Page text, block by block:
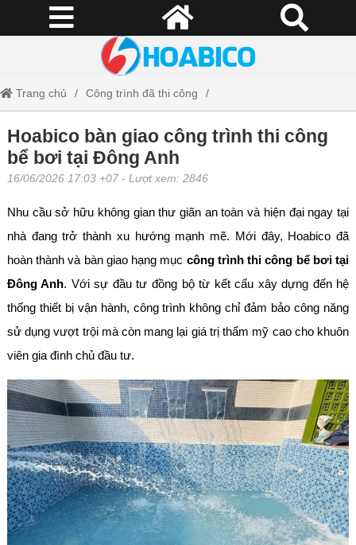
Trang chủ Công trình đã thi công
Hoabico bàn giao công trình thi công bể bơi tại Đông Anh
Hoabico bàn giao công trình thi công
bể bơi tại Đông Anh
16/06/2026 17:03 +07 - Lượt xem: 2846
Nhu cầu sở hữu không gian thư giãn an toàn và hiện đại ngay tại
nhà đang trở thành xu hướng mạnh mẽ. Mới đây, Hoabico đã
hoàn thành và bàn giao hạng mục công trình thi công bể bơi tại
Đông Anh. Với sự đầu tư đồng bộ từ kết cấu xây dựng đến hệ
thống thiết bị vận hành, công trình không chỉ đảm bảo công năng
sử dụng vượt trội mà còn mang lại giá trị thẩm mỹ cao cho khuôn
viên gia đình chủ đầu tư.